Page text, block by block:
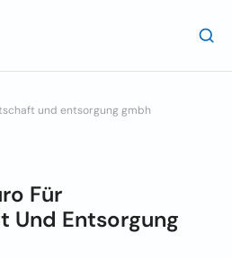
und entsorgung gmbh
Für
Entsorgung